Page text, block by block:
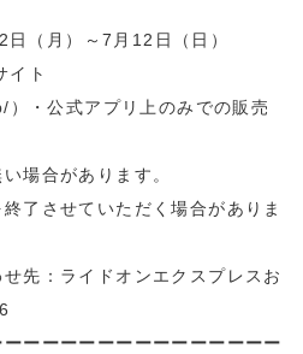
（月）～7月12日（日）
イト
）・公式アプリ上のみでの販売
場合があります。
了させていただく場合がありま
先：ライドオンエクスプレスお
ーーーーーーーーーーーーーー